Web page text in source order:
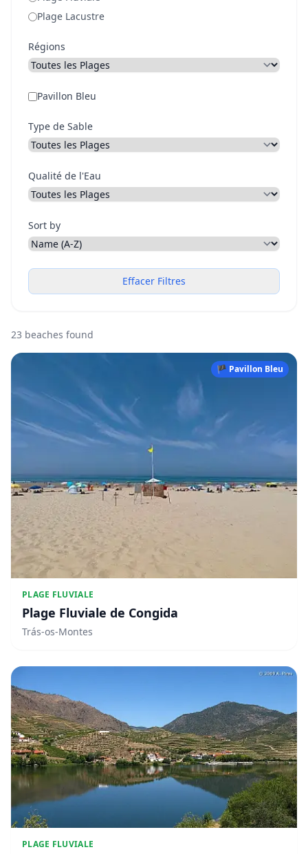
Plage Lacustre
Régions
Pavillon Bleu
Type de Sable
Qualité de l'Eau
Sort by
Effacer Filtres
23 beaches found
🏴 Pavillon Bleu
PLAGE FLUVIALE
Plage Fluviale de Congida
Trás-os-Montes
PLAGE FLUVIALE